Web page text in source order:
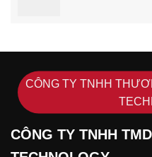
CÔNG TY TNHH
CÔNG TY TNHH